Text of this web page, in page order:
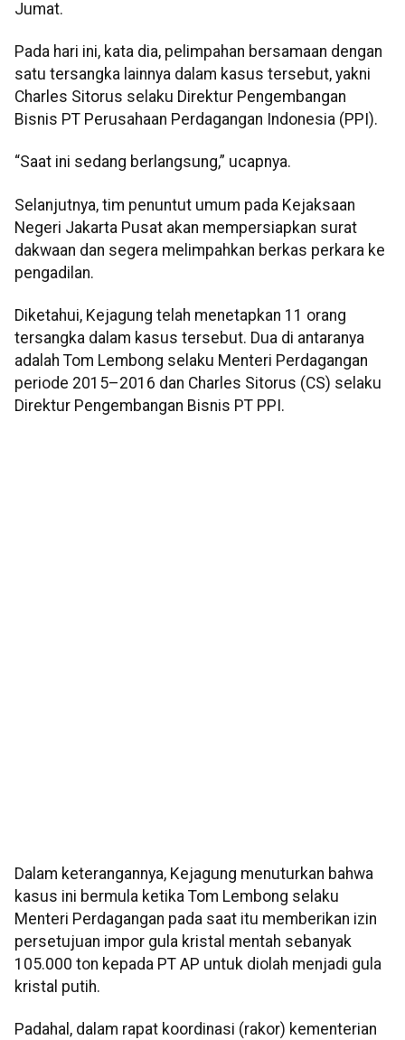
Jumat.
Pada hari ini, kata dia, pelimpahan bersamaan dengan
satu tersangka lainnya dalam kasus tersebut, yakni
Charles Sitorus selaku Direktur Pengembangan
Bisnis PT Perusahaan Perdagangan Indonesia (PPI).
“Saat ini sedang berlangsung,” ucapnya.
Selanjutnya, tim penuntut umum pada Kejaksaan
Negeri Jakarta Pusat akan mempersiapkan surat
dakwaan dan segera melimpahkan berkas perkara ke
pengadilan.
Diketahui, Kejagung telah menetapkan 11 orang
tersangka dalam kasus tersebut. Dua di antaranya
adalah Tom Lembong selaku Menteri Perdagangan
periode 2015–2016 dan Charles Sitorus (CS) selaku
Direktur Pengembangan Bisnis PT PPI.
Dalam keterangannya, Kejagung menuturkan bahwa
kasus ini bermula ketika Tom Lembong selaku
Menteri Perdagangan pada saat itu memberikan izin
persetujuan impor gula kristal mentah sebanyak
105.000 ton kepada PT AP untuk diolah menjadi gula
kristal putih.
Padahal, dalam rapat koordinasi (rakor) kementerian